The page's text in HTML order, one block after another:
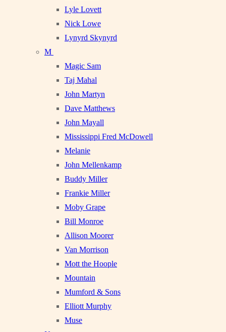
Lyle Lovett
Nick Lowe
Lynyrd Skynyrd
M
Magic Sam
Taj Mahal
John Martyn
Dave Matthews
John Mayall
Mississippi Fred McDowell
Melanie
John Mellenkamp
Buddy Miller
Frankie Miller
Moby Grape
Bill Monroe
Allison Moorer
Van Morrison
Mott the Hoople
Mountain
Mumford & Sons
Elliott Murphy
Muse